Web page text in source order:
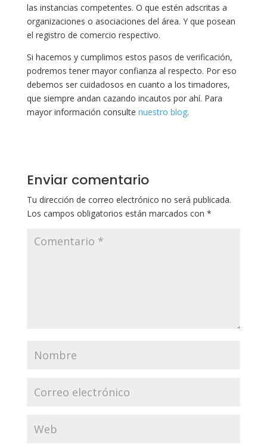
las instancias competentes. O que estén adscritas a
organizaciones o asociaciones del área. Y que posean
el registro de comercio respectivo.
Si hacemos y cumplimos estos pasos de verificación,
podremos tener mayor confianza al respecto. Por eso
debemos ser cuidadosos en cuanto a los timadores,
que siempre andan cazando incautos por ahí. Para
mayor información consulte nuestro blog.
Enviar comentario
Tu dirección de correo electrónico no será publicada.
Los campos obligatorios están marcados con *